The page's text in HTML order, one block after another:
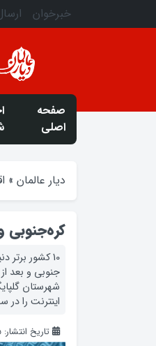
خبرخوان
صفحه
اصلی
دیار عالمان »
کره‌جنوبی
10 کشور
جنوبی و بعد
اینترنت را در سه ماهه اول
تاریخ انتشار: ۱۳:۵۵ - جمعه ۱۳۹۲/۰۶/۱